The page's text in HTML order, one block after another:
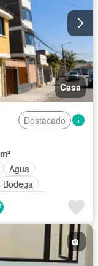
Casa
Destacado
Agua
Bodega
Electricidad